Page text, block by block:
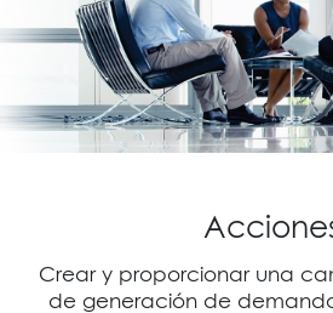
Crear y proporcionar una
de generación de